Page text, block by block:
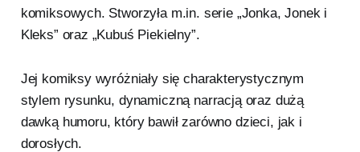
komiksowych. Stworzyła m.in. serie „Jonka, Jonek i
Kleks” oraz „Kubuś Piekielny”.
Jej komiksy wyróżniały się charakterystycznym
stylem rysunku, dynamiczną narracją oraz dużą
dawką humoru, który bawił zarówno dzieci, jak i
dorosłych.